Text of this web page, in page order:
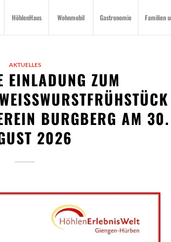
HöhlenHaus Wohnmobil Gastronomie Familien
AKTUELLES
EINLADUNG ZUM
M
BURGBERG AM 30. A
2026